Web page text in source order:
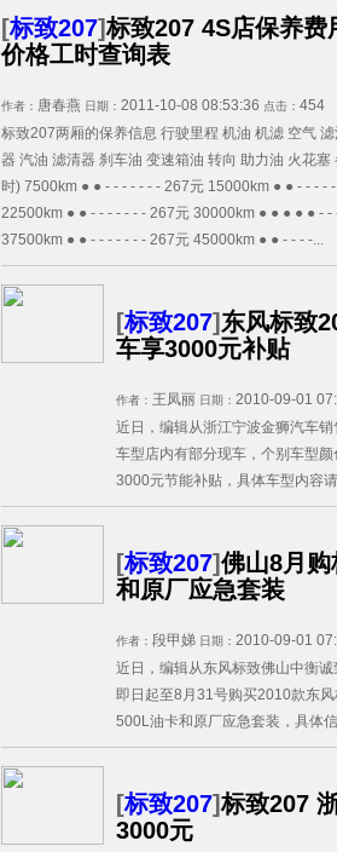
[标致207]标致207 4S店保养费
价格工时查询表
作者： 唐春燕 日期： 2011-10-08 08:53:36 点击： 454
标致207两厢的保养信息 行驶里程 机油 机滤 空气
器 汽油 滤清器 刹车油 变速箱油 转向 助力油 火花塞
时) 7500km ● ● - - - - - - - 267元 15000km ● ● - - - -
22500km ● ● - - - - - - - 267元 30000km ● ● ● ● ● - -
37500km ● ● - - - - - - - 267元 45000km ● ● - - - -...
[标致207] 东风标致
车享3000元补贴
作者： 王凤丽 日期： 2010-09-01
近日，编辑从浙江宁波金狮汽车
车型店内有部分现车，个别车型
3000元节能补贴，具体车型内容
[标致207]佛山8月
和原厂应急套装
作者： 段甲娣 日期： 2010-09-01
近日，编辑从东风标致佛山中衡
即日起至8月31号购买2010款东
500L油卡和原厂应急套装，具体
[标致207]标致207
3000元